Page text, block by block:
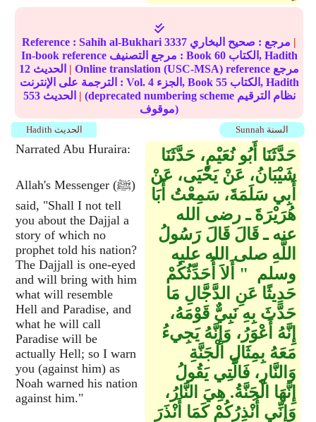
Reference :Sahih al-Bukhari 3337 مرجع : صحيح البخاري
|
In-book reference مرجع التصنيف : Book 60
الكتاب, Hadith
12
| Online translation (USC-MSA) reference مرجع
الترجمة على الإنترنت : Vol. 4 الجزء, Book 55
الكتاب, Hadith
553
| (deprecated numbering scheme نظام الترقيم
موقوف)
Sunnah السنة Hadith الحديث
Narrated Abu Huraira:
Allah's Messenger (ﷺ)
said, "Shall I not tell
you about the Dajjal a
story of which no
prophet told his nation?
The Dajjall is one-eyed
and will bring with him
what will resemble
Hell and Paradise, and
what he will call
Paradise will be
actually Hell; so I warn
you (against him) as
Noah warned his nation
against him."
حَدَّثَنَا أَبُو نُعَيْمٍ، حَدَّثَنَا
شَيْبَانُ، عَنْ يَحْيَى، عَنْ
أَبِي سَلَمَةَ، سَمِعْتُ أَبَا
هُرَيْرَةَ ـ رضى الله
عنه ـ قَالَ قَالَ رَسُولُ
اللَّهِ صلى الله عليه
وسلم ‏ "‏ أَلاَ أُحَدِّثُكُمْ
حَدِيثًا عَنِ الدَّجَّالِ مَا
حَدَّثَ بِهِ نَبِيٌّ قَوْمَهُ،
إِنَّهُ أَعْوَرُ، وَإِنَّهُ يَجِيءُ
مَعَهُ بِمِثَالِ الْجَنَّةِ
وَالنَّارِ، فَالَّتِي يَقُولُ
إِنَّهَا الْجَنَّةُ‏.‏ هِيَ النَّارُ،
وَإِنِّي أُنْذِرُكُمْ كَمَا أَنْذَرَ